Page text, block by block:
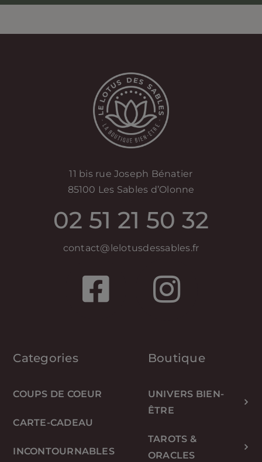
11 bis rue Joseph Bénatier
85100 Les Sables d’Olonne
02 51 21 50 32
contact@lelotusdessables.fr
Categories
COUPS DE COEUR
CARTE-CADEAU
INCONTOURNABLES
Boutique
UNIVERS BIEN-
ÊTRE
TAROTS &
ORACLES